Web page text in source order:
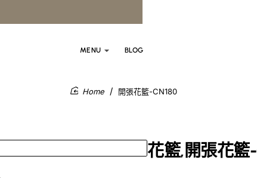
MENU BLOG
開張花籃-CN180
花籃,開張花籃